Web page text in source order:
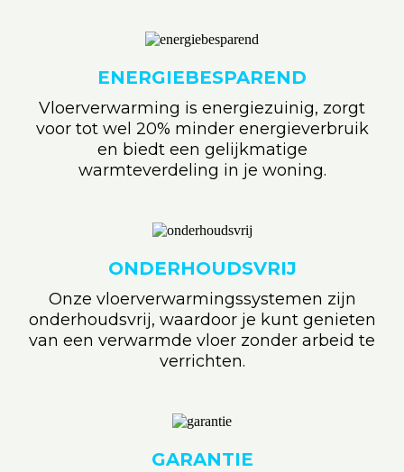
ENERGIEBESPAREND
Vloerverwarming is energiezuinig, zorgt
voor tot wel 20% minder energieverbruik
en biedt een gelijkmatige
warmteverdeling in je woning.
ONDERHOUDSVRIJ
Onze vloerverwarmingssystemen zijn
onderhoudsvrij, waardoor je kunt genieten
van een verwarmde vloer zonder arbeid te
verrichten.
GARANTIE